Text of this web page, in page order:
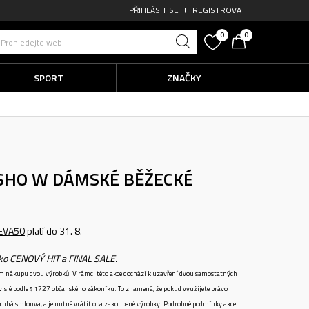
PŘIHLÁSIT SE REGISTROVAT
Prohledejte web
0 0
SPORT ZNAČKY
W DÁMSKÉ BĚŽECKÉ
platí do 31. 8.
HIT a FINAL SALE.
nákupu dvou výrobků. V rámci této akce dochází k uzavření dvou samostatných
podle § 1727 občanského zákoníku. To znamená, že pokud využijete právo
smlouva, a je nutné vrátit oba zakoupené výrobky. Podrobné podmínky akce